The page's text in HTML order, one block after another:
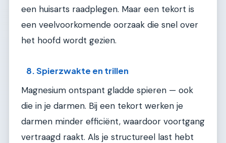
een huisarts raadplegen. Maar een tekort is
een veelvoorkomende oorzaak die snel over
het hoofd wordt gezien.
8. Spierzwakte en trillen
Magnesium ontspant gladde spieren — ook
die in je darmen. Bij een tekort werken je
darmen minder efficiënt, waardoor voortgang
vertraagd raakt. Als je structureel last hebt